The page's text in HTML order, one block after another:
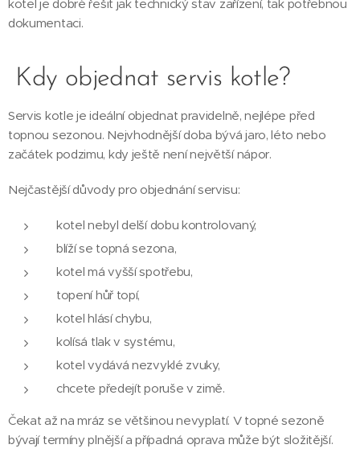
kotel je dobré řešit jak technický stav zařízení, tak potřebnou
dokumentaci.
Kdy objednat servis kotle?
Servis kotle je ideální objednat pravidelně, nejlépe před
topnou sezonou. Nejvhodnější doba bývá jaro, léto nebo
začátek podzimu, kdy ještě není největší nápor.
Nejčastější důvody pro objednání servisu:
kotel nebyl delší dobu kontrolovaný,
blíží se topná sezona,
kotel má vyšší spotřebu,
topení hůř topí,
kotel hlásí chybu,
kolísá tlak v systému,
kotel vydává nezvyklé zvuky,
chcete předejít poruše v zimě.
Čekat až na mráz se většinou nevyplatí. V topné sezoně
bývají termíny plnější a případná oprava může být složitější.